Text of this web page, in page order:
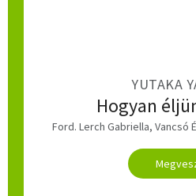
YUTAKA
Hogyan
Ford. Lerch Gabriella, Vancsó